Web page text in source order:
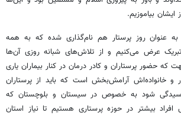
بیاموزیم.
به عنوان روز پرستار هم نام‌گذاری شده که به همه
تبریک عرض می‌کنیم و از تلاش‌های شبانه روزی آن‌ها
که حضور پرستاران و کادر درمان در کنار بیماران یاری
و خانواده‌اش آرامش‌بخش است که باید از پرستاران
شود به خصوص در سیستان و بلوچستان که
بیشتر در حوزه پرستاری هستیم تا نیاز استان